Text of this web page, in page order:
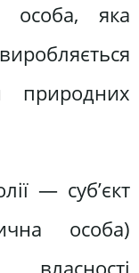
особа, яка
природних
— суб’єкт
особа)